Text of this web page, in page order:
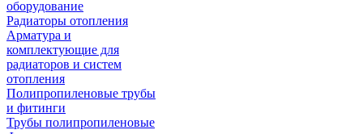
оборудование
Радиаторы отопления
Арматура и
комплектующие для
радиаторов и систем
отопления
Полипропиленовые трубы
и фитинги
Трубы полипропиленовые